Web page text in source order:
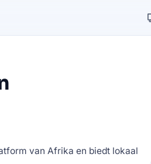
van Afrika en biedt lokaal